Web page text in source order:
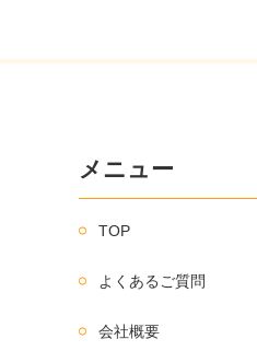
メニュー
TOP
よくあるご質問
会社概要